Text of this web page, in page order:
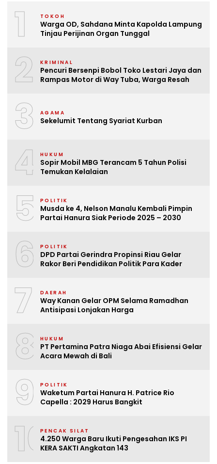
1 TOKOH
Warga OD, Sahdana Minta Kapolda Lampung
Tinjau Perijinan Organ Tunggal
2 KRIMINAL
Pencuri Bersenpi Bobol Toko Lestari Jaya dan
Rampas Motor di Way Tuba, Warga Resah
3 AGAMA
Sekelumit Tentang Syariat Kurban
4 HUKUM
Sopir Mobil MBG Terancam 5 Tahun Polisi
Temukan Kelalaian
5 POLITIK
Musda ke 4, Nelson Manalu Kembali Pimpin
Partai Hanura Siak Periode 2025 – 2030
6 POLITIK
DPD Partai Gerindra Propinsi Riau Gelar
Rakor Beri Pendidikan Politik Para Kader
7 DAERAH
Way Kanan Gelar OPM Selama Ramadhan
Antisipasi Lonjakan Harga
8 HUKUM
PT Pertamina Patra Niaga Abai Efisiensi Gelar
Acara Mewah di Bali
9 POLITIK
Waketum Partai Hanura H. Patrice Rio
Capella : 2029 Harus Bangkit
10PENCAK SILAT
4.250 Warga Baru Ikuti Pengesahan IKS PI
KERA SAKTI Angkatan 143